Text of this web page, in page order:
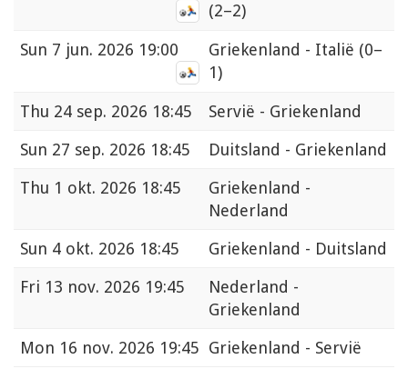
(2–2)
Sun 7 jun. 2026 19:00 Griekenland - Italië (0–
1)
Thu 24 sep. 2026 18:45
Servië - Griekenland
Sun 27 sep. 2026 18:45
Duitsland - Griekenland
Thu 1 okt. 2026 18:45
Griekenland -
Nederland
Sun 4 okt. 2026 18:45
Griekenland - Duitsland
Fri 13 nov. 2026 19:45
Nederland -
Griekenland
Mon 16 nov. 2026 19:45 Griekenland - Servië